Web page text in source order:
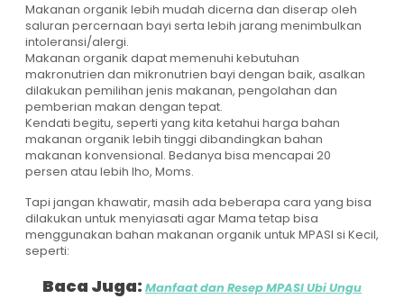
Makanan organik lebih mudah dicerna dan diserap oleh
saluran percernaan bayi serta lebih jarang menimbulkan
intoleransi/alergi.
Makanan organik dapat memenuhi kebutuhan
makronutrien dan mikronutrien bayi dengan baik, asalkan
dilakukan pemilihan jenis makanan, pengolahan dan
pemberian makan dengan tepat.
Kendati begitu, seperti yang kita ketahui harga bahan
makanan organik lebih tinggi dibandingkan bahan
makanan konvensional. Bedanya bisa mencapai 20
persen atau lebih lho, Moms.
Tapi jangan khawatir, masih ada beberapa cara yang bisa
dilakukan untuk menyiasati agar Mama tetap bisa
menggunakan bahan makanan organik untuk MPASI si Kecil,
seperti:
Baca Juga: Manfaat dan Resep MPASI Ubi Ungu